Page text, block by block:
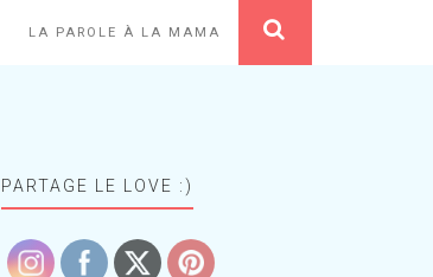
LA PAROLE À LA MAMA
PARTAGE LE LOVE :)